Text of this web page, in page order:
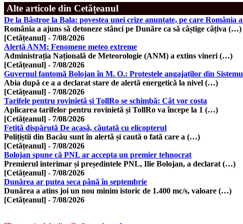
Alte articole din Cetățeanul
De la Bâstroe la Bala: povestea unei crize anunțate, pe care România
România a ajuns să detoneze stânci pe Dunăre ca să câștige câțiva (…)
[Cetățeanul] - 7/08/2026
Alertă ANM: Fenomene meteo extreme
Administrația Națională de Meteorologie (ANM) a extins vineri (…)
[Cetățeanul] - 7/08/2026
Guvernul fantomă Bolojan în M. O.: Protestele angajaților din
Abia după ce a a declarat stare de alertă energetică la nivel (…)
[Cetățeanul] - 7/08/2026
Tarifele pentru rovinietă şi TollRo se schimbă: Cât vor costa
Aplicarea tarifelor pentru rovinietă și TollRo va începe la 1 (…)
[Cetățeanul] - 7/08/2026
Fetiţă dispărută De acasă, căutată cu elicopterul
Polițiștii din Bacău sunt în alertă și caută o fată care a (…)
[Cetățeanul] - 7/08/2026
Bolojan spune că PNL ar accepta un premier tehnocrat
Premierul interimar și președintele PNL, Ilie Bolojan, a declarat (…)
[Cetățeanul] - 7/08/2026
Dunărea ar putea seca până în septembrie
Dunărea a atins joi un nou minim istoric de 1.400 mc/s, valoare (…)
[Cetățeanul] - 7/08/2026